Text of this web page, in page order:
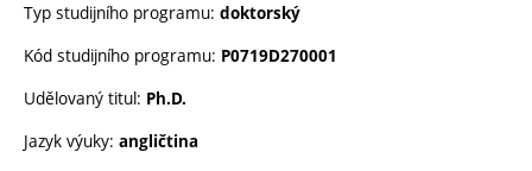
Typ studijního programu: doktorský
Kód studijního programu: P0719D270001
Udělovaný titul: Ph.D.
Jazyk výuky: angličtina